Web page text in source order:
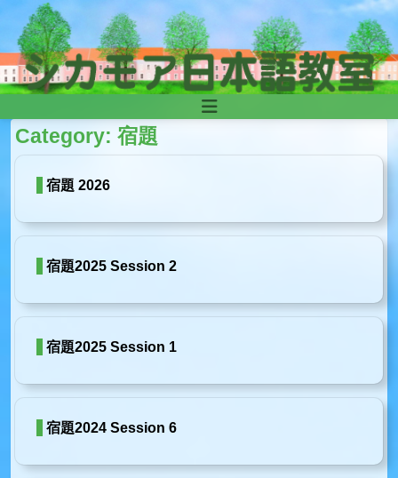
Skip to content
Main
Category: 宿題
宿題 2026
宿題2025 Session 2
宿題2025 Session 1
宿題2024 Session 6